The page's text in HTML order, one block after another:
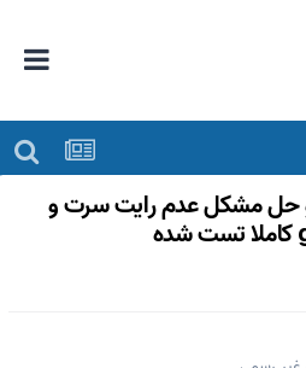
حل مشکل عدم رایت سرت و